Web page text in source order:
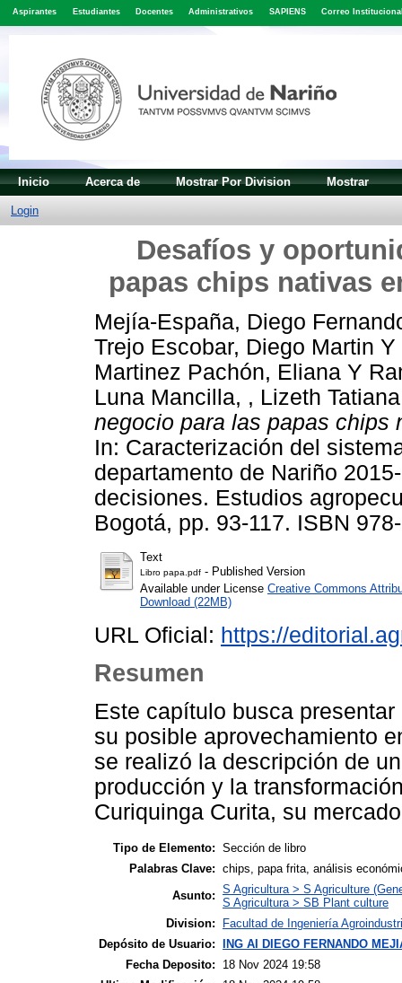
Aspirantes Estudiantes Docentes Administrativos SAPIENS Correo
Inicio Acerca de Mostrar Por Division Mostrar
Login
Desafíos y
papas chips nativas
Mejía-España, Diego
Trejo Escobar, Diego Martin Y
Martinez Pachón, Eliana Y
Luna Mancilla, , Lizeth Tatiana
negocio para las papas chips
In: Caracterización del
departamento de Nariño
decisiones. Estudios
Bogotá, pp. 93-117. ISBN
Text
Libro papa.pdf - Published Version
Available under License Creative Commons
Download (22MB)
URL Oficial: https://
Resumen
Este capítulo busca
su posible aprovechamiento
se realizó la descripción de
producción y la
Curiquinga Curita, su
Tipo de Elemento: Sección de libro
Palabras Clave: chips, papa frita, análisis
Asunto: S Agricultura > S Agriculture
S Agricultura > SB Plant culture
Division:
Facultad de Ingeniería
Depósito de Usuario: ING AI DIEGO FERNANDO
Fecha Deposito:
18 Nov 2024 19:58